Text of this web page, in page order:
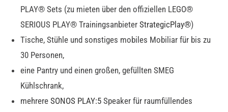
PLAY® Sets (zu mieten über den offiziellen LEGO®
SERIOUS PLAY® Trainingsanbieter StrategicPlay®)
Tische, Stühle und sonstiges mobiles Mobiliar für bis zu
30 Personen,
eine Pantry und einen großen, gefüllten SMEG
Kühlschrank,
mehrere SONOS PLAY:5 Speaker für raumfüllendes